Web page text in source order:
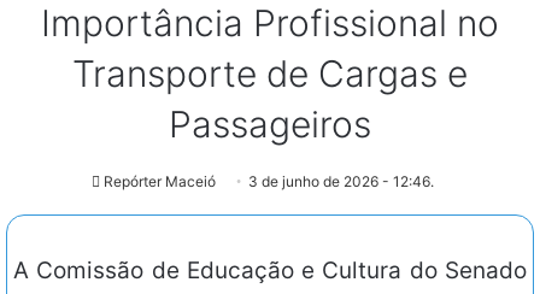
Importância Profissional no
Transporte de Cargas e
Passageiros
Repórter Maceió 3 de junho de 2026 - 12:46.
A Comissão de Educação e Cultura do Senado